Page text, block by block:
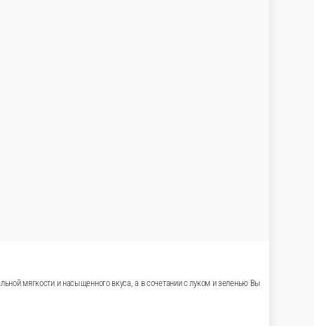
мягкости и насыщенного вкуса, а в сочетании с луком и зеленью Вы